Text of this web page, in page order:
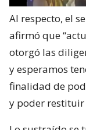
Al respecto, el
afirmó que
otorgó las
y esperamos
finalidad de
y poder restituir